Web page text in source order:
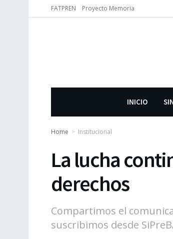
FATPREN Proyecto Memoria
INICIO
Home Institucional
La lucha
derechos
Compartimos el
suscribimos desde